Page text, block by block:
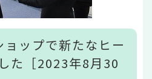
ップで新たなヒー
た［2023年8月30